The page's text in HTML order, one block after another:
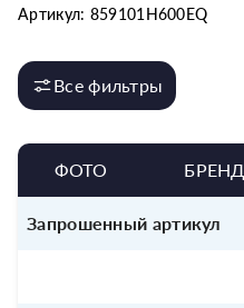
Артикул: 859101H600EQ
Все фильтры
ФОТО БРЕНД
Запрошенный артикул